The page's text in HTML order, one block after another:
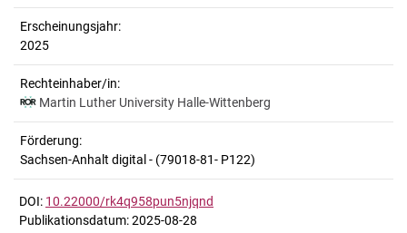
Erscheinungsjahr:
2025
Rechteinhaber/in:
Martin Luther University Halle-Wittenberg
Förderung:
Sachsen-Anhalt digital - (79018-81- P122)
DOI: 10.22000/rk4q958pun5njqnd
Publikationsdatum: 2025-08-28